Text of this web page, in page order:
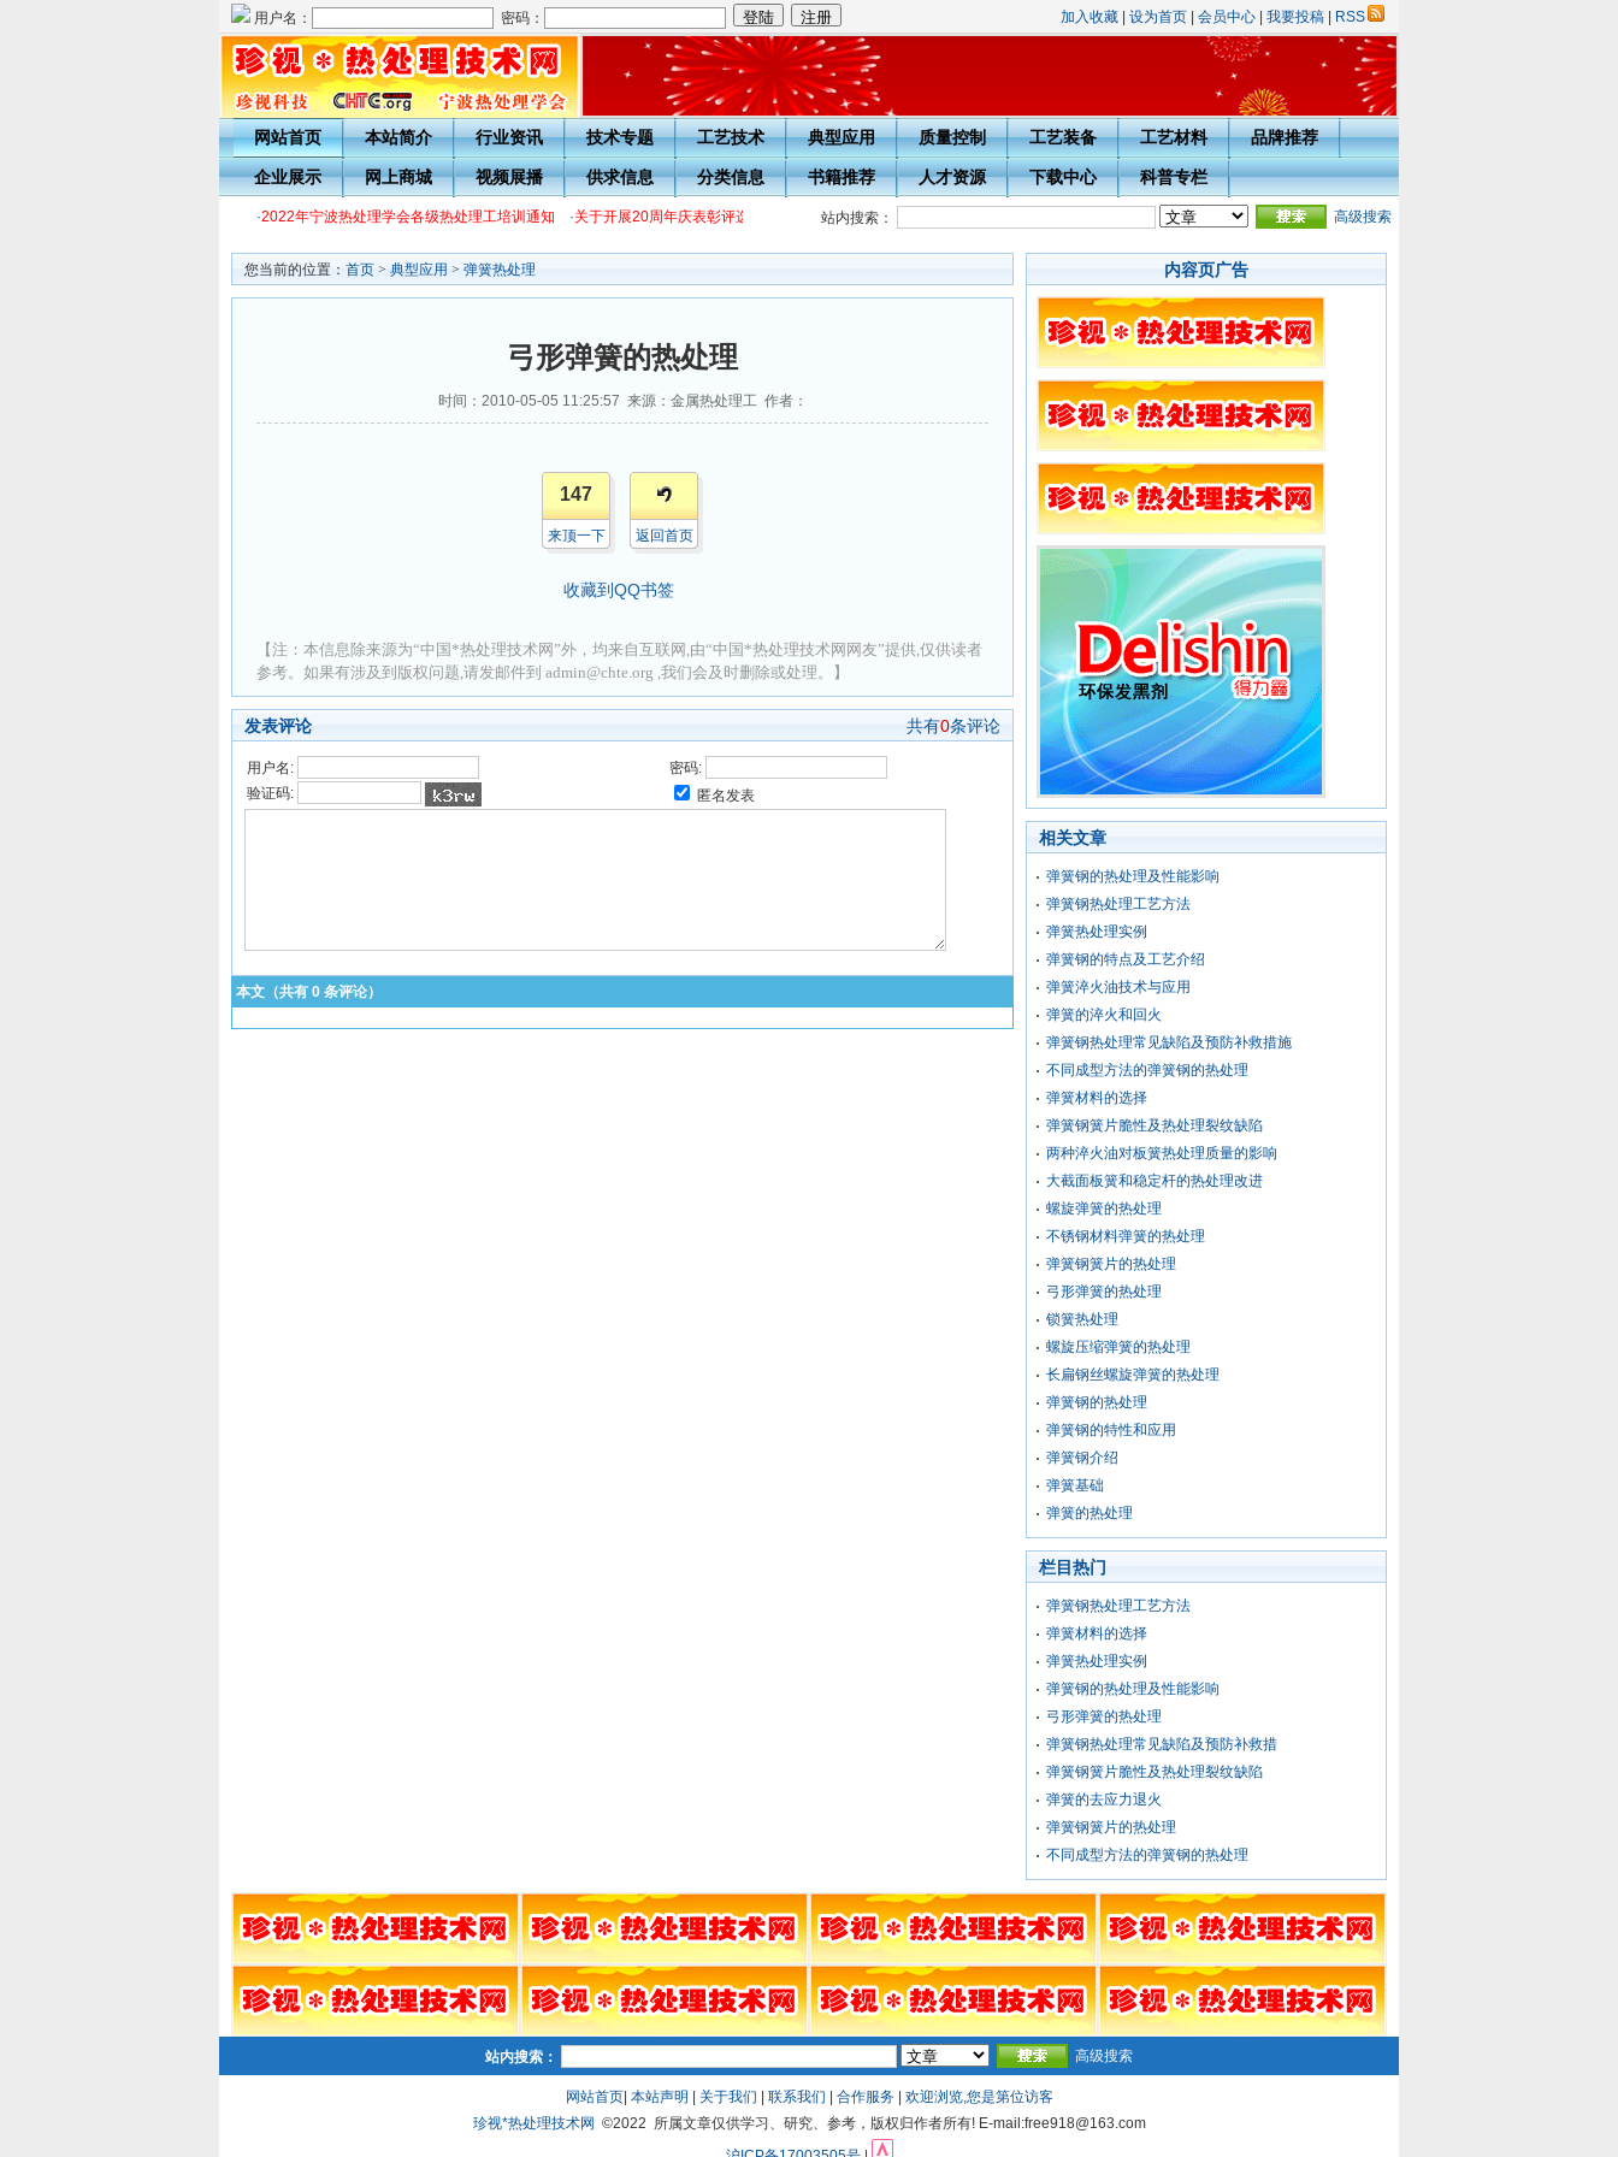
用户名： 密码： 加入收藏 设为首页 会员中心 我要投稿 RSS
网站首页 本站简介 行业资讯 技术专题 工艺技术 典型应用 质量控制 工艺装备 工艺材料 品牌推荐
企业展示 网上商城 视频展播 供求信息 分类信息 书籍推荐 人才资源 下载中心 科普专栏
2022年宁波热处理学会各级热处理工培训通知 关于开展20周年庆表彰评选活动的通知 ·热处理技术网投稿指南 宁波市热处理学会会员入会须知·会员用户完善注册信息通知
站内搜索： 高级搜索
您当前的位置： 首页 > 典型应用 > 弹簧热处理
弓形弹簧的热处理
时间：2010-05-05 11:25:57 来源：金属热处理工 作者：
147
来顶一下 返回首页
收藏到QQ书签
【注：本信息除来源为“中国*热处理技术网”外，均来自互联网,由“中国*热处理技术网网友”提供,仅供读者
参考。如果有涉及到版权问题,请发邮件到 admin@chte.org ,我们会及时删除或处理。】
发表评论 共有0条评论
用户名:
密码:
验证码:
匿名发表
本文（共有 0 条评论）
内容页广告
相关文章
弹簧钢的热处理及性能影响
弹簧钢热处理工艺方法
弹簧热处理实例
弹簧钢的特点及工艺介绍
弹簧淬火油技术与应用
弹簧的淬火和回火
弹簧钢热处理常见缺陷及预防补救措施
不同成型方法的弹簧钢的热处理
弹簧材料的选择
弹簧钢簧片脆性及热处理裂纹缺陷
两种淬火油对板簧热处理质量的影响
大截面板簧和稳定杆的热处理改进
螺旋弹簧的热处理
不锈钢材料弹簧的热处理
弹簧钢簧片的热处理
弓形弹簧的热处理
锁簧热处理
螺旋压缩弹簧的热处理
长扁钢丝螺旋弹簧的热处理
弹簧钢的热处理
弹簧钢的特性和应用
弹簧钢介绍
弹簧基础
弹簧的热处理
栏目热门
弹簧钢热处理工艺方法
弹簧材料的选择
弹簧热处理实例
弹簧钢的热处理及性能影响
弓形弹簧的热处理
弹簧钢热处理常见缺陷及预防补救措
弹簧钢簧片脆性及热处理裂纹缺陷
弹簧的去应力退火
弹簧钢簧片的热处理
不同成型方法的弹簧钢的热处理
站内搜索： 高级搜索
网站首页| 本站声明 关于我们 联系我们 合作服务| 欢迎浏览,您是第位访客
珍视*热处理技术网 ©2022 所属文章仅供学习、研究、参考，版权归作者所有! E-mail:free918@163.com